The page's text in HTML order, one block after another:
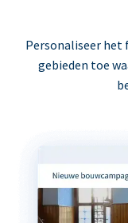
Personaliseer
gebieden toe